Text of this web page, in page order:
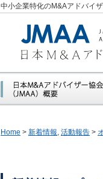
中小企業特化のM&Aアドバイ
Home > 新着情報, 活動報告 >